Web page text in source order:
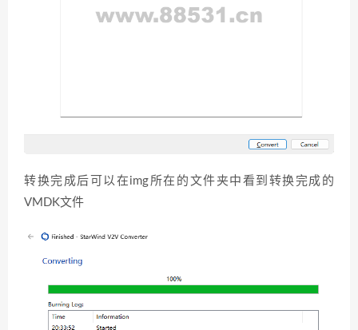
转换完成后可以在img所在的文件夹中看到转换完成的
VMDK文件